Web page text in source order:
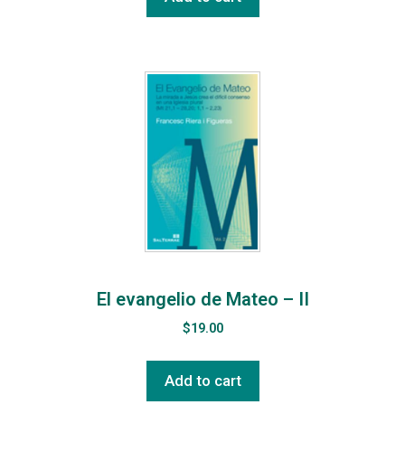
El evangelio de Mateo – II
$19.00
Add to cart